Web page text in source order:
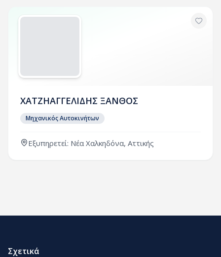
ΧΑΤΖΗΑΓΓΕΛΙΔΗΣ ΞΑΝΘΟΣ
Μηχανικός Αυτοκινήτων
Εξυπηρετεί: Νέα Χαλκηδόνα, Αττικής
Σχετικά